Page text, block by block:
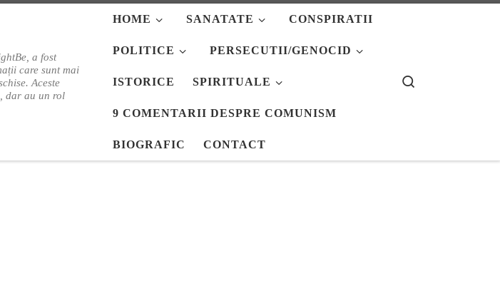
a fost
care sunt mai
Aceste
dar au un rol
HOME SANATATE CONSPIRATII
POLITICE PERSECUTII/GENOCID
ISTORICE SPIRITUALE
9 COMENTARII DESPRE COMUNISM
BIOGRAFIC CONTACT